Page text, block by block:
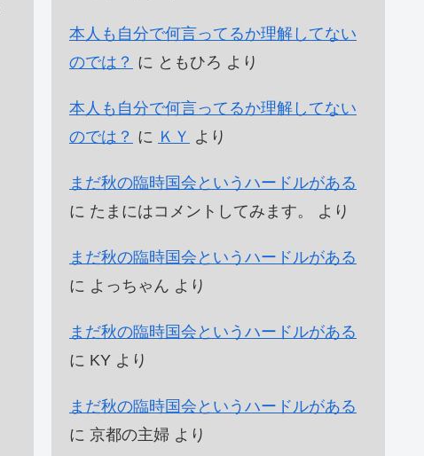
本人も自分で何言ってるか理解してない
のでは？ に ともひろ より
本人も自分で何言ってるか理解してない
のでは？ に ＫＹ より
まだ秋の臨時国会というハードルがある
に たまにはコメントしてみます。 より
まだ秋の臨時国会というハードルがある
に よっちゃん より
まだ秋の臨時国会というハードルがある
に KY より
まだ秋の臨時国会というハードルがある
に 京都の主婦 より